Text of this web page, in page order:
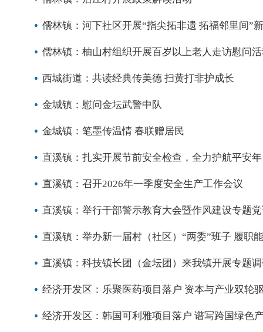
儒林镇：河下社区开展“指尖拓非遗 拓福邻里间”
儒林镇：柚山村组织开展百岁以上老人走访慰问
西城街道：共读经典传美德 扫黄打非护成长
金城镇：慰问金坛武警中队
金城镇：笔墨传温情 春联赠居民
直溪镇：扎实开展节前安全检查，全力护航平安年
直溪镇：召开2026年一季度安全生产工作会议
直溪镇：举行干部警示教育大会暨作风建设专题
直溪镇：举办新一届村（社区）“两委”班子 履职
直溪镇：科技镇长团（金坛团）来我镇开展专题
经济开发区：乐聚医药项目落户 资本与产业双轮
经济开发区：韩国可利雅项目落户 谱写跨国绿色